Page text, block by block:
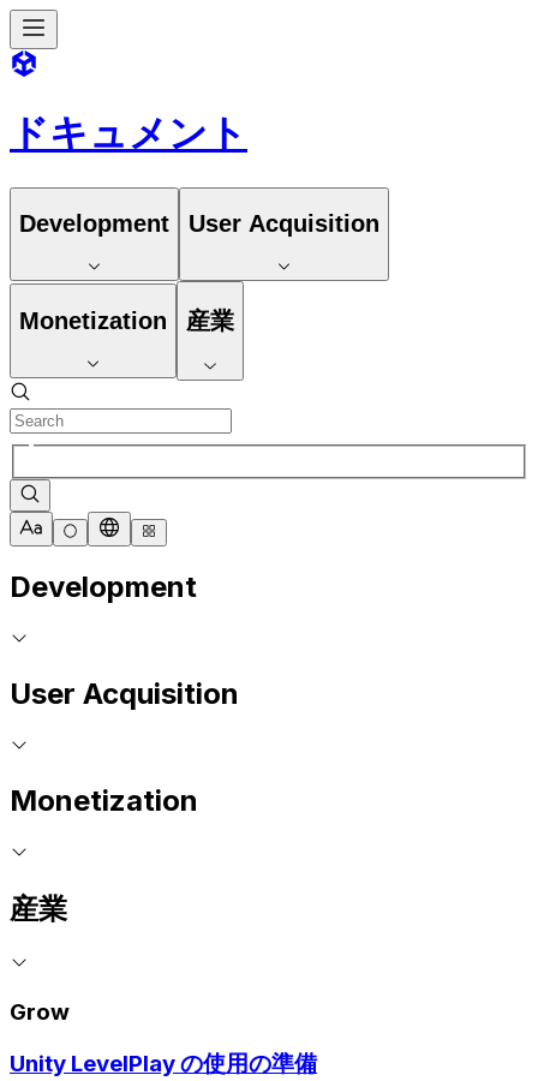
ドキュメント
Development User Acquisition
Monetization 産業
Development
User Acquisition
Monetization
産業
Grow
Unity LevelPlay の使用の準備